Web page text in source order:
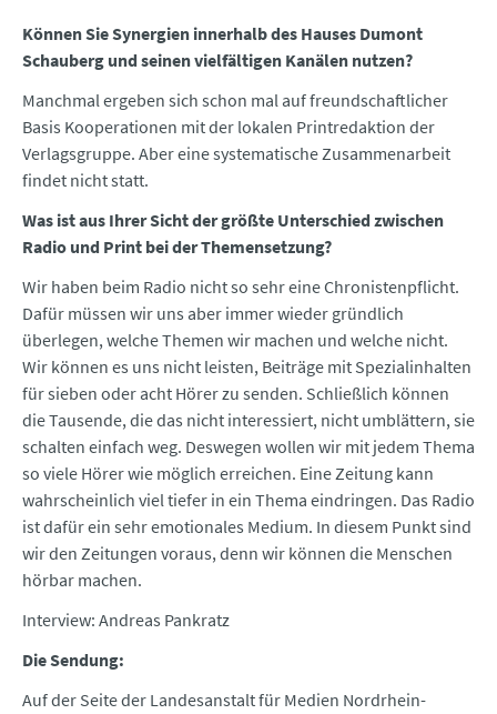
Können Sie Synergien innerhalb des Hauses Dumont
Schauberg und seinen vielfältigen Kanälen nutzen?
Manchmal ergeben sich schon mal auf freundschaftlicher
Basis Kooperationen mit der lokalen Printredaktion der
Verlagsgruppe. Aber eine systematische Zusammenarbeit
findet nicht statt.
Was ist aus Ihrer Sicht der größte Unterschied zwischen
Radio und Print bei der Themensetzung?
Wir haben beim Radio nicht so sehr eine Chronistenpflicht.
Dafür müssen wir uns aber immer wieder gründlich
überlegen, welche Themen wir machen und welche nicht.
Wir können es uns nicht leisten, Beiträge mit Spezialinhalten
für sieben oder acht Hörer zu senden. Schließlich können
die Tausende, die das nicht interessiert, nicht umblättern, sie
schalten einfach weg. Deswegen wollen wir mit jedem Thema
so viele Hörer wie möglich erreichen. Eine Zeitung kann
wahrscheinlich viel tiefer in ein Thema eindringen. Das Radio
ist dafür ein sehr emotionales Medium. In diesem Punkt sind
wir den Zeitungen voraus, denn wir können die Menschen
hörbar machen.
Interview: Andreas Pankratz
Die Sendung:
Auf der Seite der Landesanstalt für Medien Nordrhein-